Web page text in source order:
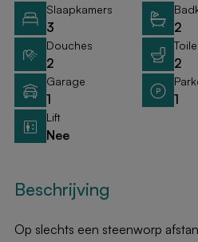
Slaapkamers
3 2
Douches
2 2
Garage
1 1
Lift
Nee
Beschrijving
Op slechts een steenworp